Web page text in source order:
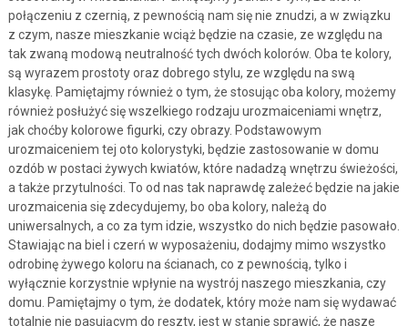
połączeniu z czernią, z pewnością nam się nie znudzi, a w związku
z czym, nasze mieszkanie wciąż będzie na czasie, ze względu na
tak zwaną modową neutralność tych dwóch kolorów. Oba te kolory,
są wyrazem prostoty oraz dobrego stylu, ze względu na swą
klasykę. Pamiętajmy również o tym, że stosując oba kolory, możemy
również posłużyć się wszelkiego rodzaju urozmaiceniami wnętrz,
jak choćby kolorowe figurki, czy obrazy. Podstawowym
urozmaiceniem tej oto kolorystyki, będzie zastosowanie w domu
ozdób w postaci żywych kwiatów, które nadadzą wnętrzu świeżości,
a także przytulności. To od nas tak naprawdę zależeć będzie na jakie
urozmaicenia się zdecydujemy, bo oba kolory, należą do
uniwersalnych, a co za tym idzie, wszystko do nich będzie pasowało.
Stawiając na biel i czerń w wyposażeniu, dodajmy mimo wszystko
odrobinę żywego koloru na ścianach, co z pewnością, tylko i
wyłącznie korzystnie wpłynie na wystrój naszego mieszkania, czy
domu. Pamiętajmy o tym, że dodatek, który może nam się wydawać
totalnie nie pasującym do reszty, jest w stanie sprawić, że nasze